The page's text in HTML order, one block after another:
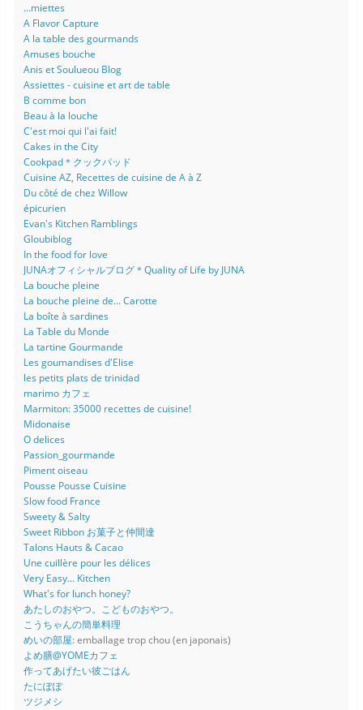
...miettes
A Flavor Capture
A la table des gourmands
Amuses bouche
Anis et Soulueou Blog
Assiettes - cuisine et art de table
B comme bon
Beau à la louche
C'est moi qui l'ai fait!
Cakes in the City
Cookpad＊クックパッド
Cuisine AZ, Recettes de cuisine de A à Z
Du côté de chez Willow
épicurien
Evan's Kitchen Ramblings
Gloubiblog
In the food for love
JUNAオフィシャルブログ＊Quality of Life by JUNA
La bouche pleine
La bouche pleine de... Carotte
La boîte à sardines
La Table du Monde
La tartine Gourmande
Les goumandises d'Elise
les petits plats de trinidad
marimo カフェ
Marmiton: 35000 recettes de cuisine!
Midonaise
O delices
Passion_gourmande
Piment oiseau
Pousse Pousse Cuisine
Slow food France
Sweety & Salty
Sweet Ribbon お菓子と仲間達
Talons Hauts & Cacao
Une cuillère pour les délices
Very Easy... Kitchen
What's for lunch honey?
あたしのおやつ。こどものおやつ。
こうちゃんの簡単料理
めいの部屋: emballage trop chou (en japonais)
よめ膳@YOMEカフェ
作ってあげたい彼ごはん
たにぽぽ
ツジメシ